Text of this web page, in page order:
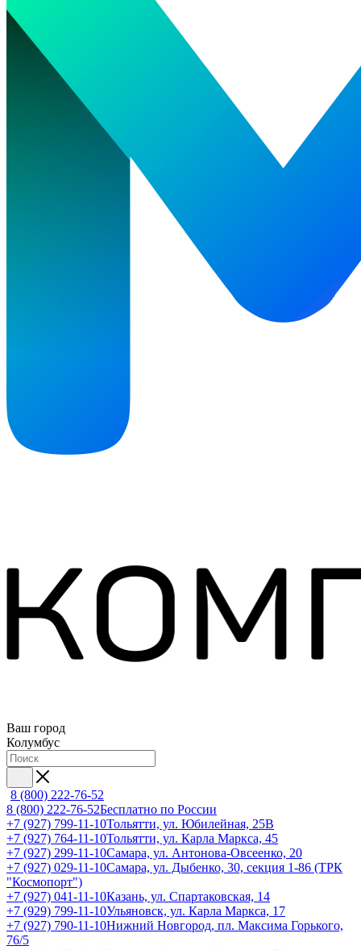
Ваш город
Колумбус
8 (800) 222-76-52
8 (800) 222-76-52Бесплатно по России
+7 (927) 799-11-10Тольятти, ул. Юбилейная, 25В
+7 (927) 764-11-10Тольятти, ул. Карла Маркса, 45
+7 (927) 299-11-10Самара, ул. Антонова-Овсеенко, 20
+7 (927) 029-11-10Самара, ул. Дыбенко, 30, секция 1-86 (ТРК
"Космопорт")
+7 (927) 041-11-10Казань, ул. Спартаковская, 14
+7 (929) 799-11-10Ульяновск, ул. Карла Маркса, 17
+7 (927) 790-11-10Нижний Новгород, пл. Максима Горького,
76/5